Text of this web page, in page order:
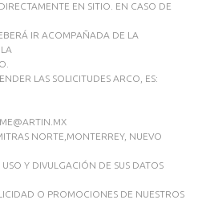
EN SITIO. EN CASO DE
IR ACOMPAÑADA DE LA
LAS SOLICITUDES ARCO, ES:
NORTE,MONTERREY, NUEVO
Y DIVULGACIÓN DE SUS DATOS
O PROMOCIONES DE NUESTROS